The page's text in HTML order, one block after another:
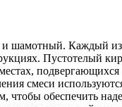
Каждый из
Пустотелый
смеси
чтобы обеспечить